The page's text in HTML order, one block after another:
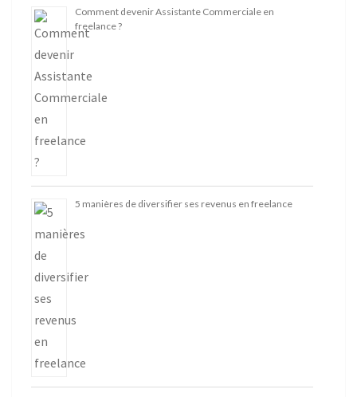
Comment devenir Assistante Commerciale en
freelance ?
5 manières de diversifier ses revenus en freelance